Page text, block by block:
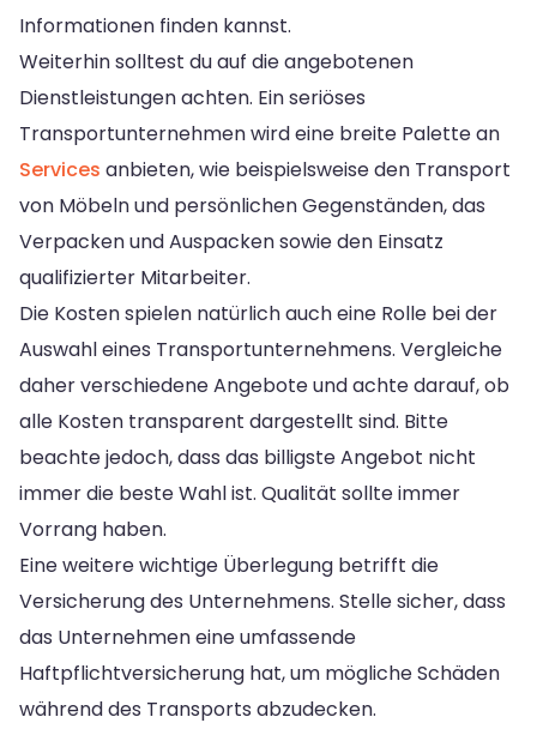
Informationen finden kannst.
Weiterhin solltest du auf die angebotenen
Dienstleistungen achten. Ein seriöses
Transportunternehmen wird eine breite Palette an
Services anbieten, wie beispielsweise den Transport
von Möbeln und persönlichen Gegenständen, das
Verpacken und Auspacken sowie den Einsatz
qualifizierter Mitarbeiter.
Die Kosten spielen natürlich auch eine Rolle bei der
Auswahl eines Transportunternehmens. Vergleiche
daher verschiedene Angebote und achte darauf, ob
alle Kosten transparent dargestellt sind. Bitte
beachte jedoch, dass das billigste Angebot nicht
immer die beste Wahl ist. Qualität sollte immer
Vorrang haben.
Eine weitere wichtige Überlegung betrifft die
Versicherung des Unternehmens. Stelle sicher, dass
das Unternehmen eine umfassende
Haftpflichtversicherung hat, um mögliche Schäden
während des Transports abzudecken.